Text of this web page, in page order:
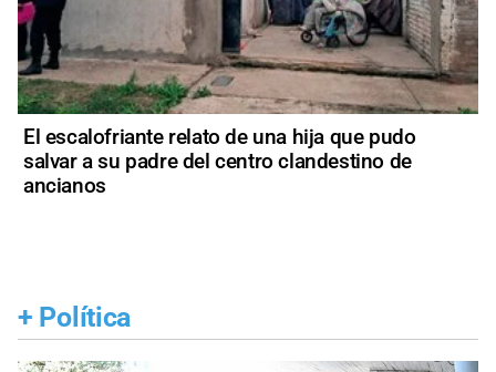
El escalofriante relato de una hija que pudo
salvar a su padre del centro clandestino de
ancianos
+ Política